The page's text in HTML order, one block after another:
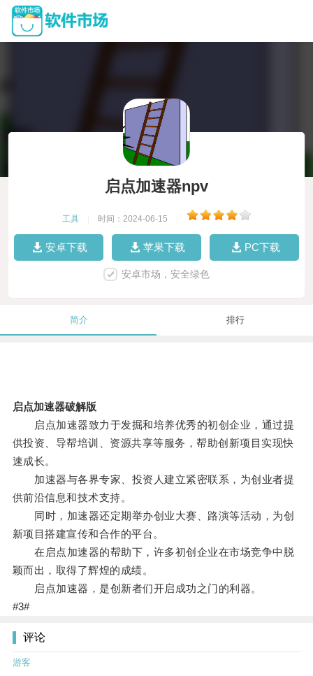
启点加速器npv
工具 时间：2024-06-15
安卓下载 苹果下载 PC下载
安卓市场，安全绿色
简介 排行
启点加速器破解版
启点加速器致力于发掘和培养优秀的初创企业，通过提
供投资、导帮培训、资源共享等服务，帮助创新项目实现快
速成长。
加速器与各界专家、投资人建立紧密联系，为创业者提
供前沿信息和技术支持。
同时，加速器还定期举办创业大赛、路演等活动，为创
新项目搭建宣传和合作的平台。
在启点加速器的帮助下，许多初创企业在市场竞争中脱
颖而出，取得了辉煌的成绩。
启点加速器，是创新者们开启成功之门的利器。
#3#
评论
游客